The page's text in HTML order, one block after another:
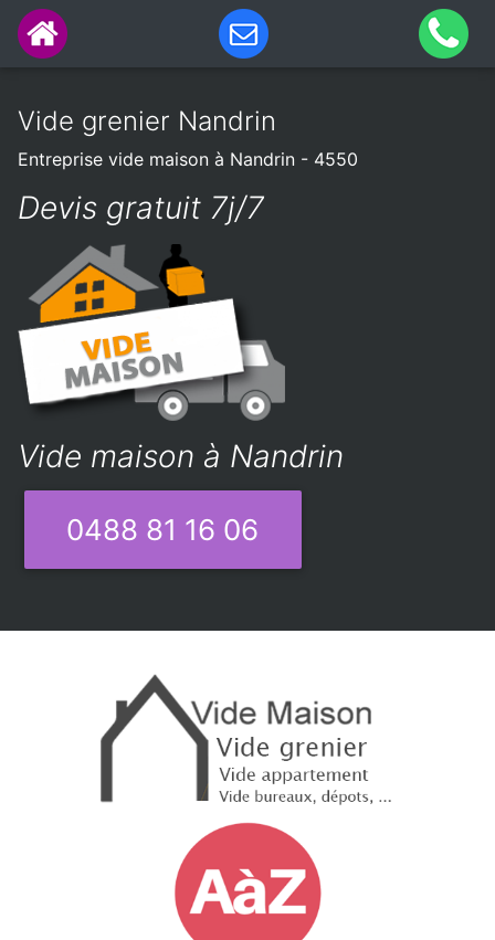
Vide grenier Nandrin
Entreprise vide maison à Nandrin - 4550
Devis gratuit 7j/7
Vide maison à Nandrin
0488 81 16 06